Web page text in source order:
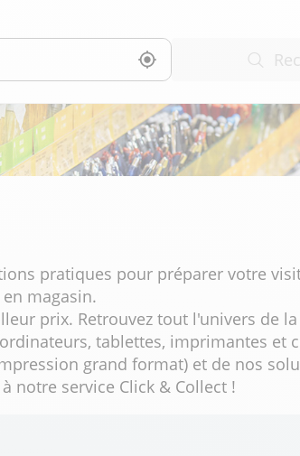
Utiliser ma position
pratiques pour préparer votre
magasin.
prix. Retrouvez tout l'univers de
tablettes, imprimantes et
grand format) et de nos
notre service Click & Collect !